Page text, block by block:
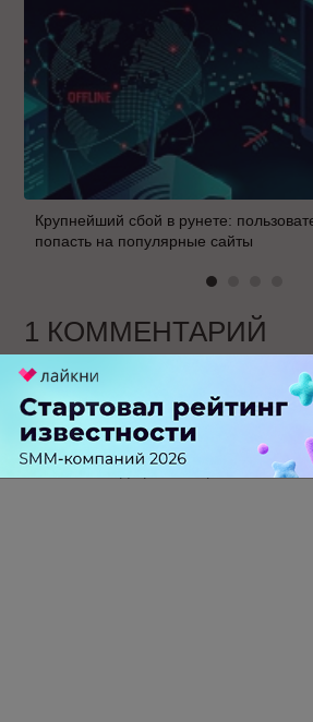
Крупнейший сбой в рунете:
попасть на популярные сайты
1 КОММЕНТАРИЙ
Дмитрий Горошко
больше года назад
А где революция?